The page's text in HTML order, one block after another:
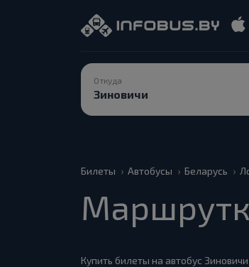
Откуда
Билеты Автобусы Беларусь
Купить билеты на автобус